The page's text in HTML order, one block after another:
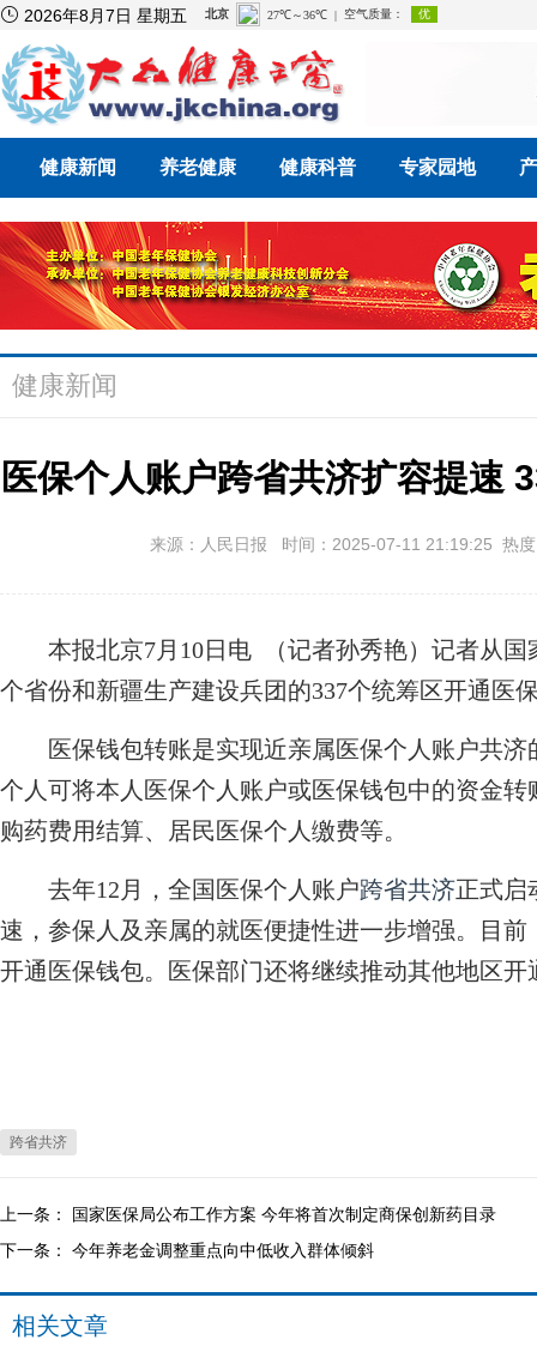
 2026年8月7日 星期五
健康新闻 养老健康 健康科普 专家园地
健康新闻
医保个人账户跨省共济扩容提速
来源：人民日报 时间：2025-07-11 21:19:25 热
本报北京7月10日电 （记者孙秀艳）记者从国
个省份和新疆生产建设兵团的337个统筹区开通医
医保钱包转账是实现近亲属医保个人账户共济
个人可将本人医保个人账户或医保钱包中的资金
购药费用结算、居民医保个人缴费等。
去年12月，全国医保个人账户跨省共济正式启
速，参保人及亲属的就医便捷性进一步增强。目
开通医保钱包。医保部门还将继续推动其他地区
跨省共济
上一条： 国家医保局公布工作方案 今年将首次制定商保创新药目录
下一条： 今年养老金调整重点向中低收入群体倾斜
相关文章